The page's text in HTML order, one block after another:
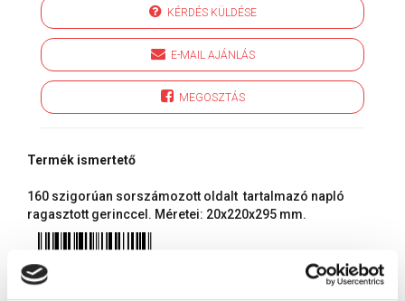
KÉRDÉS KÜLDÉSE
E-MAIL AJÁNLÁS
MEGOSZTÁS
Termék ismertető
160 szigorúan sorszámozott oldalt tartalmazó napló
ragasztott gerinccel. Méretei: 20x220x295 mm.